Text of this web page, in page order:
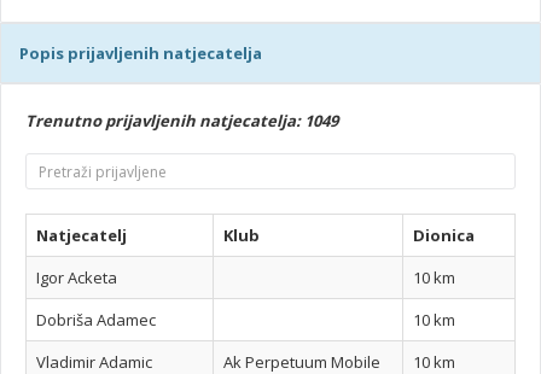
Popis prijavljenih natjecatelja
Trenutno prijavljenih natjecatelja: 1049
Natjecatelj Klub
Dionica
Igor Acketa
10 km
Dobriša Adamec
10 km
Vladimir Adamic
Ak Perpetuum Mobile
10 km